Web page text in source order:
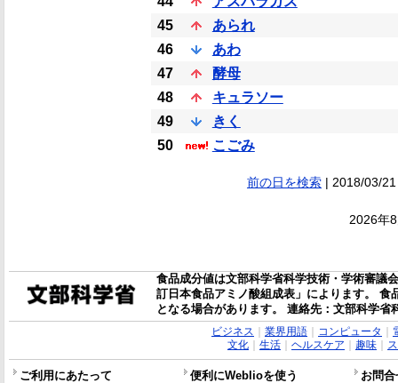
45
あられ
46
あわ
47
酵母
48
キュラソー
49
きく
50
こごみ
前の日を検索| 2018/03/
2026年
食品成分値は文部科学省科学技術・学術審議
訂日本食品アミノ酸組成表」によります。
となる場合があります。 連絡先：文部科学
ビジネス 業界用語｜ コンピュータ
文化｜ 生活｜ ヘルスケア 趣味｜
ご利用にあたって 便利にWeblioを使う
お問